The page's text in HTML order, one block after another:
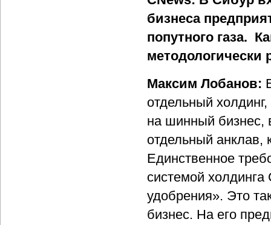
бизнеса
попутного газа.
методологически
Максим Лобанов:
отдельный
на шинный бизнес,
отдельный анклав,
Единственное
системой
удобрения». Это
бизнес. На его